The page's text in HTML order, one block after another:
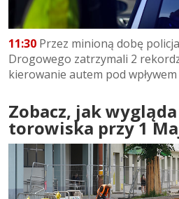
11:30 Przez minioną dobę
Drogowego zatrzymali 2
kierowanie autem pod wpływem
Zobacz, jak
torowiska przy 1